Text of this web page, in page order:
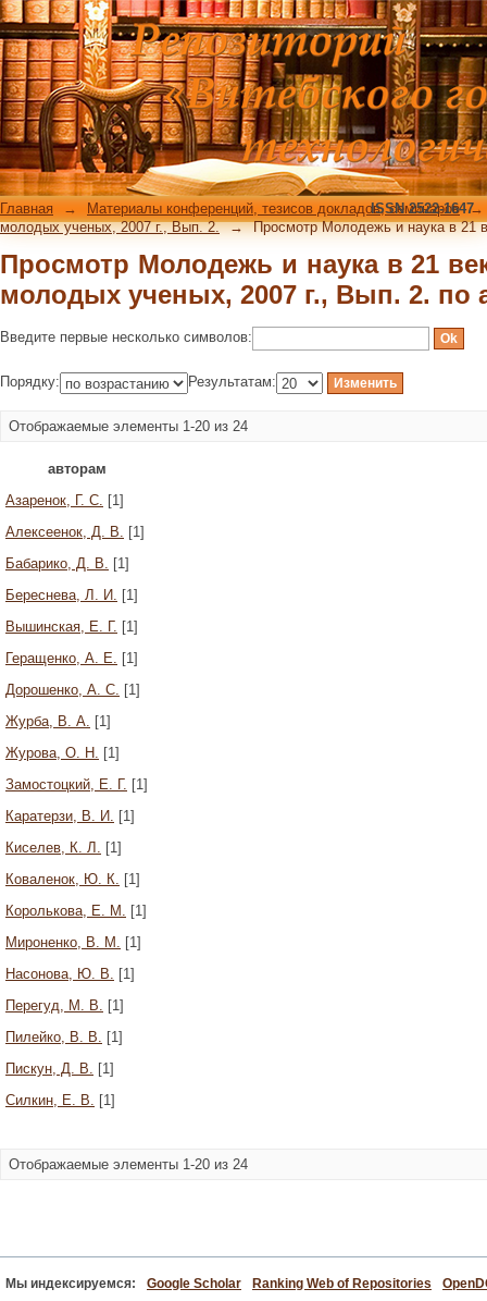
Просмотр Молодежь и наука в 21
г., Вып. 2. по автору
Главная → Материалы конференций, тезисов докладов, семинаров →
молодых ученых, 2007 г., Вып. 2. → Просмотр Молодежь и наука в 21
ISSN 2522-1647
Просмотр Молодежь и наука в 21
молодых ученых, 2007 г., Вып. 2. по
Введите первые несколько символов:
Порядку: Результатам:
Отображаемые элементы 1-20 из 24
авторам
Азаренок, Г. С. [1]
Алексеенок, Д. В. [1]
Бабарико, Д. В. [1]
Береснева, Л. И. [1]
Вышинская, Е. Г. [1]
Геращенко, А. Е. [1]
Дорошенко, А. С. [1]
Журба, В. А. [1]
Журова, O. H. [1]
Замостоцкий, Е. Г. [1]
Каратерзи, В. И. [1]
Киселев, К. Л. [1]
Коваленок, Ю. К. [1]
Королькова, Е. М. [1]
Мироненко, В. М. [1]
Насонова, Ю. В. [1]
Перегуд, М. В. [1]
Пилейко, В. В. [1]
Пискун, Д. В. [1]
Силкин, Е. В. [1]
Отображаемые элементы 1-20 из 24
Мы индексируемся: Google Scholar Ranking Web of Repositories